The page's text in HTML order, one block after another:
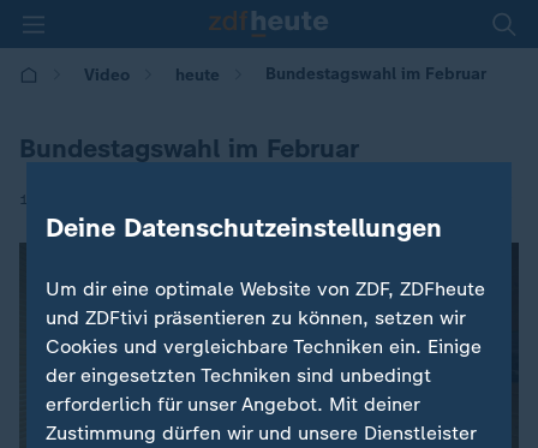
Video heute Bundestagswahl im Februar
Bundestagswahl im Februar
15.11.2024 | 17:00
Deine Datenschutzeinstellungen
Um dir eine optimale Website von ZDF, ZDFheute
und ZDFtivi präsentieren zu können, setzen wir
Cookies und vergleichbare Techniken ein. Einige
der eingesetzten Techniken sind unbedingt
erforderlich für unser Angebot. Mit deiner
Zustimmung dürfen wir und unsere Dienstleister